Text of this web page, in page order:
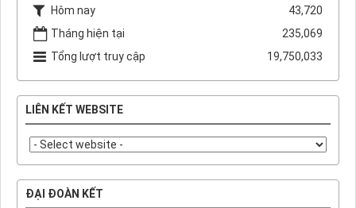
Hôm nay
43,720
Tháng hiện tại
235,069
Tổng lượt truy cập
19,750,033
LIÊN KẾT WEBSITE
ĐẠI ĐOÀN KẾT